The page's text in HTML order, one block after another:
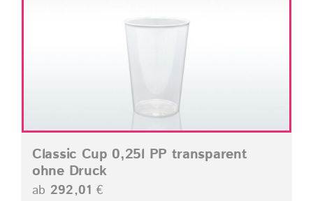
Classic Cup 0,25l PP transparent
ohne Druck
ab 292,01 €